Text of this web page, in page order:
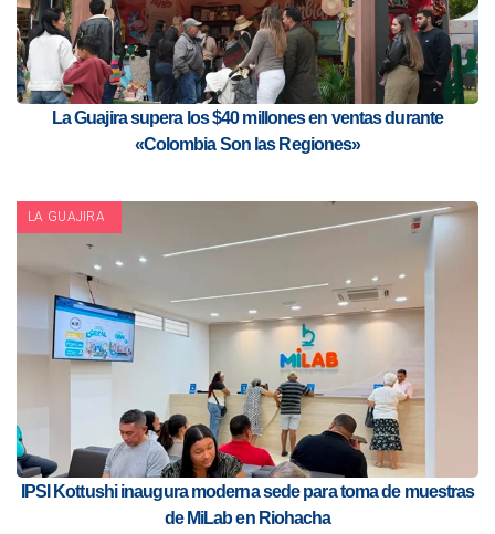
La Guajira supera los $40 millones en ventas durante
«Colombia Son las Regiones»
LA GUAJIRA
IPSI Kottushi inaugura moderna sede para toma de muestras
de MiLab en Riohacha